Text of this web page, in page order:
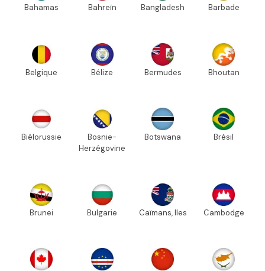
Bahamas Bahreïn Bangladesh Barbade
Belgique Bélize Bermudes Bhoutan
Biélorussie
Bosnie-
Herzégovine
Botswana Brésil
Brunei Bulgarie Caïmans, Iles Cambodge